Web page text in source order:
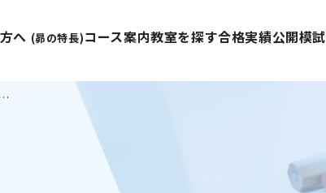
へ (昴の特長)コース案内教室を探す合格実績公開模試
2026年度 受験ラサール宮崎【小学部】開講説明会のご案内